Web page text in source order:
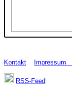
Kontakt Impressum
RSS-Feed